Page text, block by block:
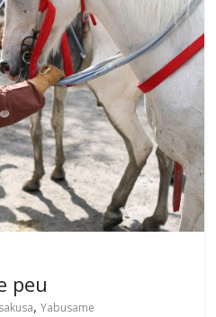
peu
,Yabusame